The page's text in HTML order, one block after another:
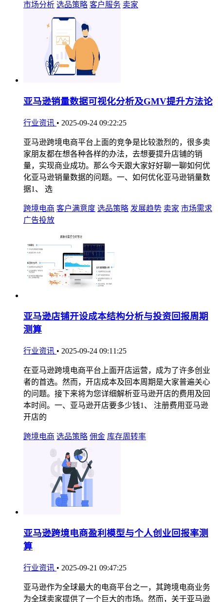
市场分析 选品策略 客户服务 卖家
亚马逊销量数据可视化分析及GMV提升方法论
行业资讯 • 2025-09-24 09:22:25
亚马逊跨境电商平台上面的竞争是比较激烈的，很多卖
家朋友都在想各种各样的办法，去想要提升店铺的销
量，实现商业成功。那么今天跟大家好好聊一聊如何优
化亚马逊销量数据的问题。一、如何优化亚马逊销量数
据1、 选
跨境电商 客户满意度 选品策略 发展趋势 卖家 市场需求
广告投放
亚马逊店铺开设成本结构分析与投资回报周期
测算
行业资讯 • 2025-09-24 09:11:25
在亚马逊跨境电商平台上面开店运营，成为了许多创业
者的首选。然而，开店成本及回本周期是大家普遍关心
的问题。接下来将为您详细解析亚马逊开店的费用及回
本时间。一、亚马逊开店要多少钱1、 注册费用亚马逊
开店的
跨境电商 选品策略 佣金 库存周转率
亚马逊跨境电商盈利模型与个人创业回报率测
算
行业资讯 • 2025-09-21 09:47:25
亚马逊作为全球最大的电商平台之一，其跨境电商业务
为全球卖家提供了一个巨大的市场。然而，关于亚马逊